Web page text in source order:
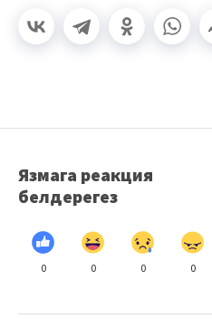
Язмага реакция
белдерегез
0 0 0 0